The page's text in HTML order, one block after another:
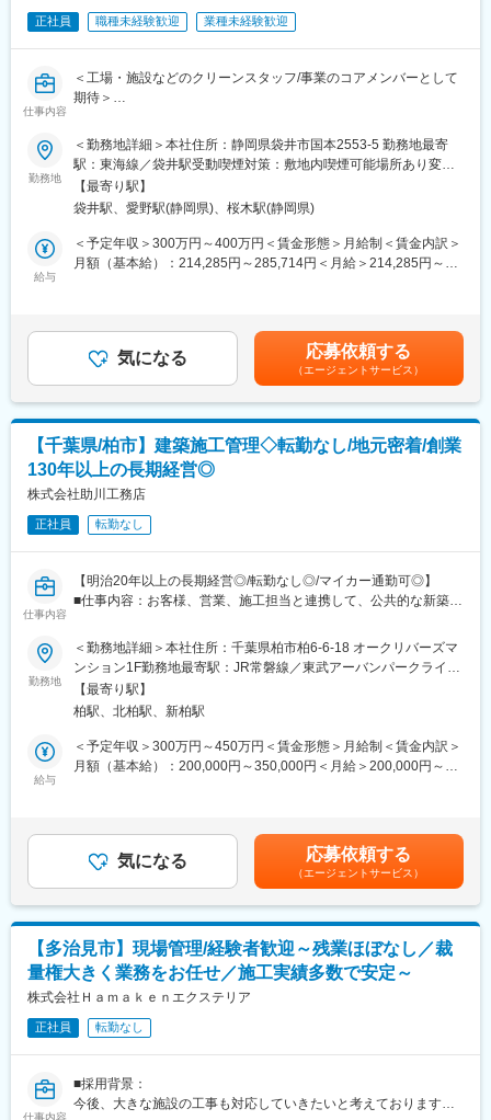
正社員 職種未経験歓迎 業種未経験歓迎
仕事内容
＜工場・施設などのクリーンスタッフ/事業のコアメンバーとして
期待＞
＜転勤なし/浜松～掛川エリアでの施工＞
■求人概要
袋井市に本社を構え新築・リフォームとハウスクリーニングの事
業を手掛ける建築会社にて、ハウスクリーニングのスタッフを募
集いたします。
将来は同部門の中心的存在として活躍いただく事を期待しており
ます。
・病院・介護施設などの施設清掃、定期空調清掃
・エアコンクリーニング
・新築工事後・リフォーム後に引き渡し前清掃
められる案件もお任せしたいと考えております。
■配属部署
クリーンスタッフ3名（平均40代の女性スタッフとなります）
管理部門の方が兼務するなどして、案件の対応を行っておりま
す。
■採用背景
現在のスタッフは家庭事情などもあり、夜間・休日のご対応がで
きません。案件には、夜間・休日のご対応が必要となるものが含
に慣れてきましたら、中心的な存在として部門を牽引いただきた
いと考えています。
■業務の特長
に関する様々依頼をいただくまでに成長しております。一般家庭
から病院などの大掛かりな案件まで多岐に亘ります。
や休日に行われるケースもあります。休日出勤した分は、振休に
て対応しております。
・清掃の箇所・内容によっては、高圧洗浄機や床清掃のポリッシ
ャーなど、機械を使用します。こちらは機械の使用方法など慣れ
るまでしっかりとレクチャーしますので、ご安心ください。
変更の範囲：会社の定める業務
勤務地
＜勤務地詳細＞本社住所：静岡県袋井市国本2553-5 勤務地最寄
駅：東海線／袋井駅受動喫煙対策：敷地内喫煙可能場所あり変更
の範囲：会社の定める事業所
【最寄り駅】
袋井駅、愛野駅(静岡県)、桜木駅(静岡県)
給与
＜予定年収＞300万円～400万円＜賃金形態＞月給制＜賃金内訳＞
月額（基本給）：214,285円～285,714円＜月給＞214,285円～
り、選考を通じて上下する可能性があります。月給(月額)は固定手
当を含めた表記です。
気になる 応募依頼する
（エージェントサービス）
【千葉県/柏市】建築施工管理◇転勤なし/地元密着/創業
130年以上の長期経営◎
株式会社助川工務店
正社員 転勤なし
仕事内容
【明治20年以上の長期経営◎/転勤なし◎/マイカー通勤可◎】
■仕事内容：お客様、営業、施工担当と連携して、公共的な新築増
■仕事詳細：
・建築物(主にS造・RC造）の公共的な新築増改築工事及び公共工
事の施工管理・監督を行います。
・現場への指示や品質管理・安全管理を行い、お客様・大工職人
の間に立って現場を円滑に進めていく、やりがいの多い仕事で
す。
■部署について：当社の工事部は現在3名で構成されており、1級
建築士1名、2級建築士1名、1級建築施工管理技士2名が在籍して
います。また、協力会社は主に地域の業者で構成されており、信
です。
■組織構成：
◎工事部：3名
工事部長：58歳／1級建築士／1級施工管理技士／主に木造を担当
する施工管理監督です
工事課長：48歳／2級建築士／1級施工管理技士／主に木造、公共
工事も担当している監督です
工事新入社員：23歳／中央工学校卒業後／2年目の社員
◎営業部：2名（2名とも工事部との連携よく活躍しています）
勤務地
＜勤務地詳細＞本社住所：千葉県柏市柏6-6-18 オークリバーズマ
ンション1F勤務地最寄駅：JR常磐線／東武アーバンパークライ
ン：柏駅受動喫煙対策：敷地内全面禁煙変更の範囲：会社の定め
る事業所
【最寄り駅】
柏駅、北柏駅、新柏駅
給与
＜予定年収＞300万円～450万円＜賃金形態＞月給制＜賃金内訳＞
月額（基本給）：200,000円～350,000円＜月給＞200,000円～
与あり：年2回（6月、12月）※業績達成と本人の能力・実績によ
る査定で決定します・昇給あり：年1回（6月）※前年度の成績に
より当社規定給料テーブルによる賃金はあくまでも目安の金額で
あり、選考を通じて上下する可能性があります。月給(月額)は固定
手当を含めた表記です。
気になる 応募依頼する
（エージェントサービス）
【多治見市】現場管理/経験者歓迎～残業ほぼなし／裁
量権大きく業務をお任せ／施工実績多数で安定～
株式会社Ｈａｍａｋｅｎエクステリア
正社員 転勤なし
仕事内容
■採用背景：
今後、大きな施設の工事も対応していきたいと考えております